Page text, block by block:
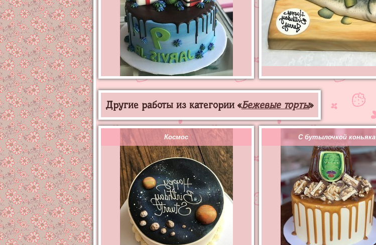
Другие работы из категории «Бежевые торты»
Космос С бутылочкой коньяка